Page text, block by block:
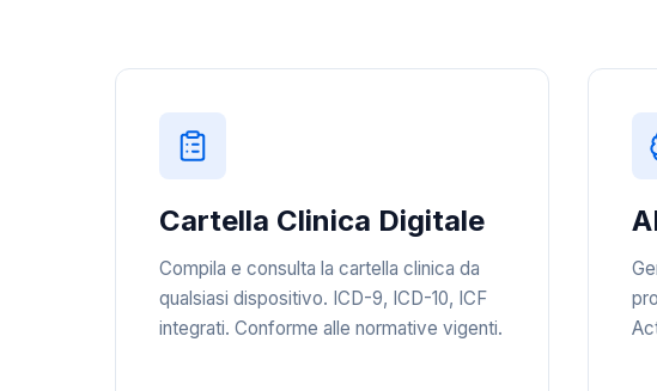
Cartella Clinica Digitale
Compila e consulta la cartella clinica da
qualsiasi dispositivo. ICD-9, ICD-10, ICF
integrati. Conforme alle normative vigenti.